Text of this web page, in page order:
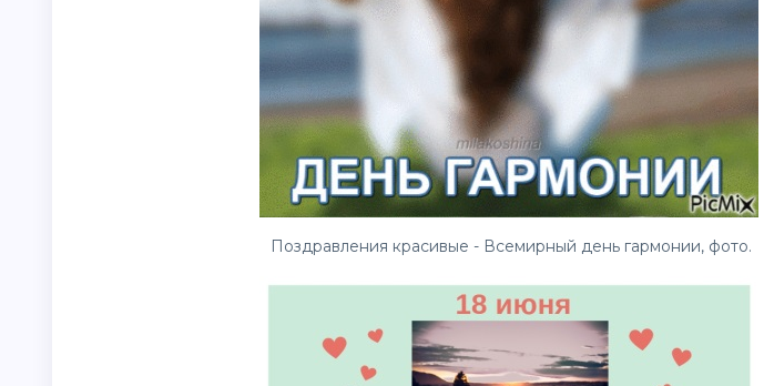
Поздравления красивые - Всемирный день гармонии, фото.